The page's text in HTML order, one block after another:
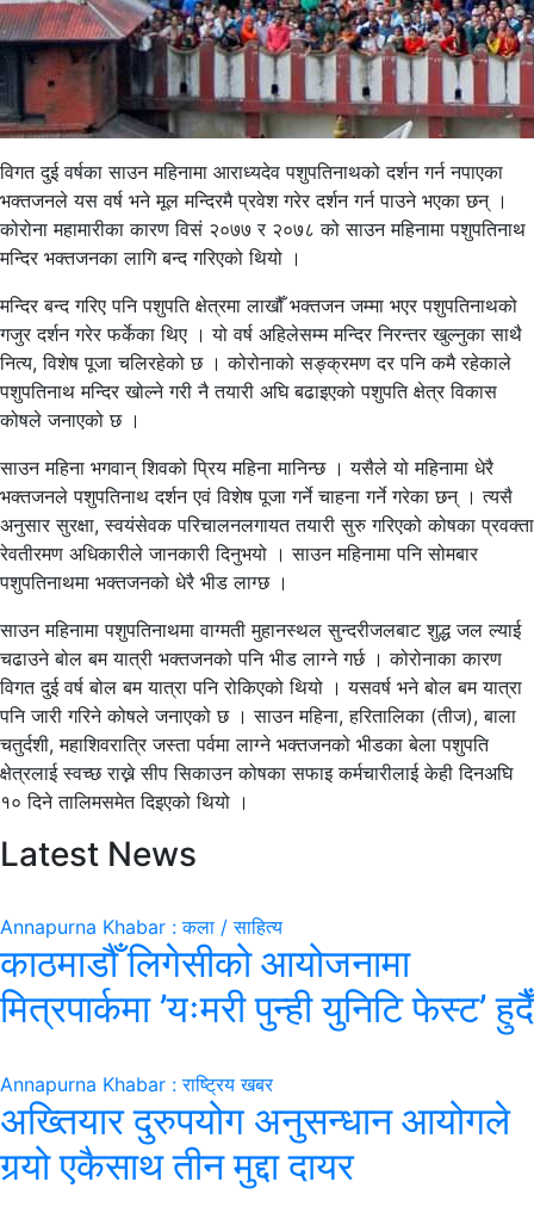
विगत दुई वर्षका साउन महिनामा आराध्यदेव पशुपतिनाथको दर्शन गर्न नपाएका
भक्तजनले यस वर्ष भने मूल मन्दिरमै प्रवेश गरेर दर्शन गर्न पाउने भएका छन् ।
कोरोना महामारीका कारण विसं २०७७ र २०७८ को साउन महिनामा पशुपतिनाथ
मन्दिर भक्तजनका लागि बन्द गरिएको थियो ।
मन्दिर बन्द गरिए पनि पशुपति क्षेत्रमा लाखौँ भक्तजन जम्मा भएर पशुपतिनाथको
गजुर दर्शन गरेर फर्केका थिए । यो वर्ष अहिलेसम्म मन्दिर निरन्तर खुल्नुका साथै
नित्य, विशेष पूजा चलिरहेको छ । कोरोनाको सङ्क्रमण दर पनि कमै रहेकाले
पशुपतिनाथ मन्दिर खोल्ने गरी नै तयारी अघि बढाइएको पशुपति क्षेत्र विकास
कोषले जनाएको छ ।
साउन महिना भगवान् शिवको प्रिय महिना मानिन्छ । यसैले यो महिनामा धेरै
भक्तजनले पशुपतिनाथ दर्शन एवं विशेष पूजा गर्ने चाहना गर्ने गरेका छन् । त्यसै
अनुसार सुरक्षा, स्वयंसेवक परिचालनलगायत तयारी सुरु गरिएको कोषका प्रवक्ता
रेवतीरमण अधिकारीले जानकारी दिनुभयो । साउन महिनामा पनि सोमबार
पशुपतिनाथमा भक्तजनको धेरै भीड लाग्छ ।
साउन महिनामा पशुपतिनाथमा वाग्मती मुहानस्थल सुन्दरीजलबाट शुद्ध जल ल्याई
चढाउने बोल बम यात्री भक्तजनको पनि भीड लाग्ने गर्छ । कोरोनाका कारण
विगत दुई वर्ष बोल बम यात्रा पनि रोकिएको थियो । यसवर्ष भने बोल बम यात्रा
पनि जारी गरिने कोषले जनाएको छ । साउन महिना, हरितालिका (तीज), बाला
चतुर्दशी, महाशिवरात्रि जस्ता पर्वमा लाग्ने भक्तजनको भीडका बेला पशुपति
क्षेत्रलाई स्वच्छ राख्ने सीप सिकाउन कोषका सफाइ कर्मचारीलाई केही दिनअघि
१० दिने तालिमसमेत दिइएको थियो ।
Latest News
Annapurna Khabar : कला / साहित्य
काठमाडौँ लिगेसीको आयोजनामा
मित्रपार्कमा ’यःमरी पुन्ही युनिटि फेस्ट’ हुदैँ
Annapurna Khabar : राष्ट्रिय खबर
अख्तियार दुरुपयोग अनुसन्धान आयोगले
गर्‍यो एकैसाथ तीन मुद्दा दायर